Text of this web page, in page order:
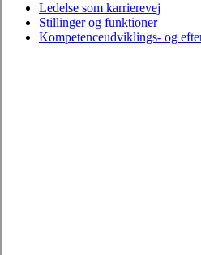
Ledelse som karrierevej
Stillinger og funktioner
Kompetenceudviklings- og